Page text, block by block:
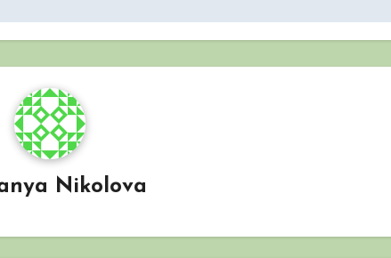
Nikolova